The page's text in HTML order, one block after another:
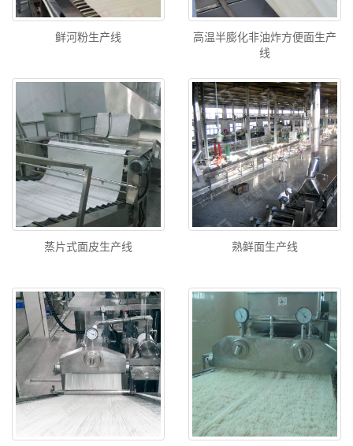
鲜河粉生产线
高温半膨化非油炸方便面生产
线
蒸片式面皮生产线 熟鲜面生产线